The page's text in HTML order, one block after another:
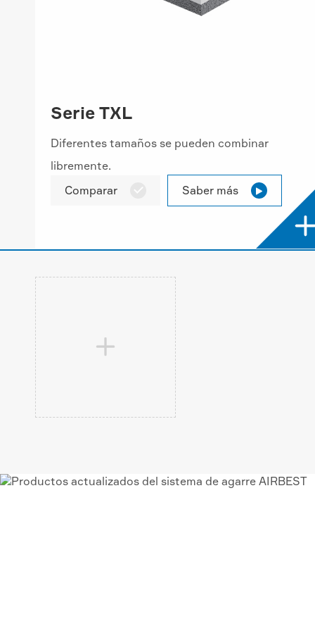
Serie TXL
Diferentes tamaños se pueden combinar
libremente.
Comparar
 Saber más 
